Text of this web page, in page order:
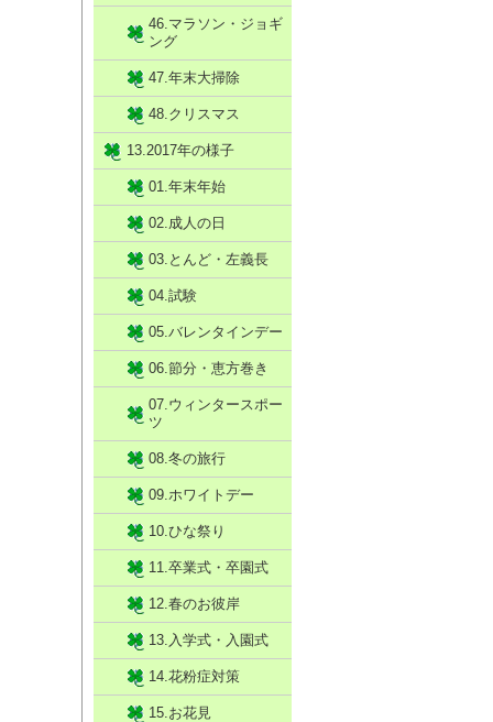
46.マラソン・ジョギ
ング
47.年末大掃除
48.クリスマス
13.2017年の様子
01.年末年始
02.成人の日
03.とんど・左義長
04.試験
05.バレンタインデー
06.節分・恵方巻き
07.ウィンタースポー
ツ
08.冬の旅行
09.ホワイトデー
10.ひな祭り
11.卒業式・卒園式
12.春のお彼岸
13.入学式・入園式
14.花粉症対策
15.お花見